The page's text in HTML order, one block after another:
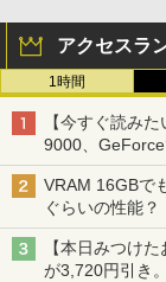
アクセスラ
1時間
【今すぐ読み
9000、
VRAM 16GBで
ぐらいの性能？
【本日みつけ
が3,720円引き